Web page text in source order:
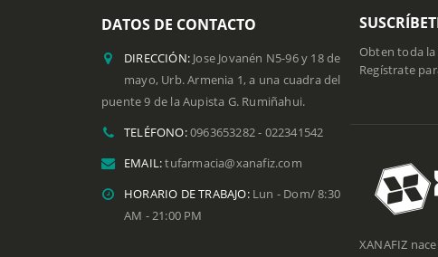
DATOS DE CONTACTO
DIRECCIÓN: Jose Jovanén N5-96 y 18 de
mayo, Urb. Armenia 1, a una cuadra del
puente 9 de la Aupista G. Rumiñahui.
TELÉFONO:0963653282 - 022341542
EMAIL: tufarmacia@xanafiz.com
HORARIO DE TRABAJO: Lun - Dom/ 8:30
AM - 21:00 PM
Obten toda
Regístrate
XANAFIZ